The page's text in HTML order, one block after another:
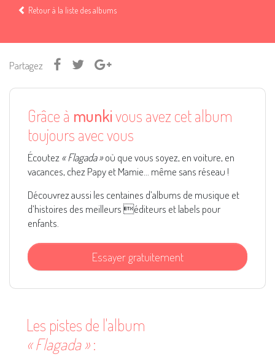
Retour à la liste des albums
Partagez
Grâce à munkivous avez cet album
toujours avec vous
Écoutez « Flagada »où que vous soyez, en voiture, en
vacances, chez Papy et Mamie... même sans réseau !
Découvrez aussi les centaines d’albums de musique et
d’histoires des meilleurs éditeurs et labels pour
enfants.
Essayer gratuitement
Les pistes de l'album
« Flagada »: